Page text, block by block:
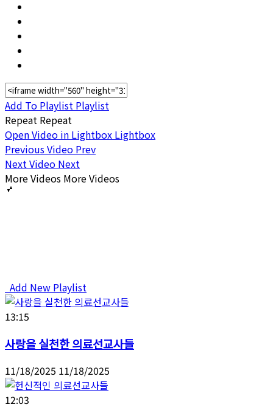
Add To Playlist Playlist
Repeat Repeat
Open Video in Lightbox Lightbox
Previous Video Prev
Next Video Next
More Videos More Videos
Add New Playlist
13:15
사랑을 실천한 의료선교사들
11/18/2025 11/18/2025
12:03